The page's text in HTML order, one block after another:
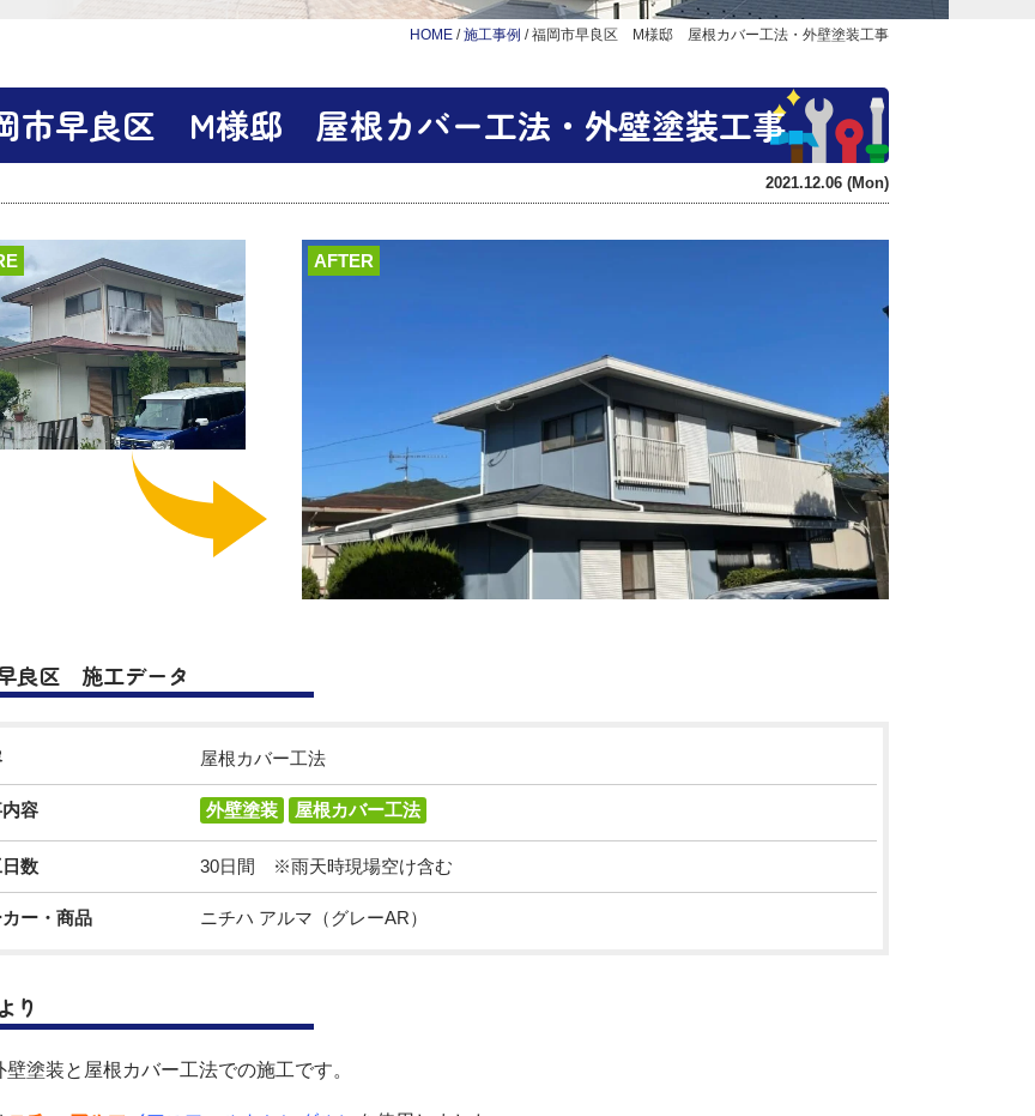
HOME /施工事例 /福岡市早良区 M様邸 屋根カバー工法・外壁塗装工事
市早良区 M様邸 屋根カバー工法・外壁塗装工事
2021.12.06 (Mon)
AFTER
良区 施工データ
屋根カバー工法
容 外壁塗装 屋根カバー工法
数 30日間 ※雨天時現場空け含む
カー・商品 ニチハ アルマ（グレーAR）
り
壁塗装と屋根カバー工法での施工です。